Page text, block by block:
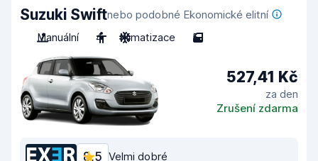
Suzuki Swiftnebo podobné Ekonomické elitní
Manuální
4 Klimatizace 5
527,41 Kč
za den
Zrušení zdarma
8,5 Velmi dobré